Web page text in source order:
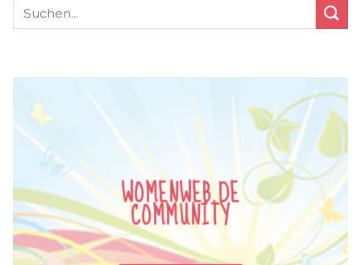
WOMENWEB.DE
COMMUNITY